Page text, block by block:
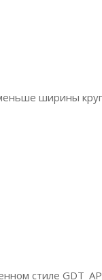
ширины
стиле